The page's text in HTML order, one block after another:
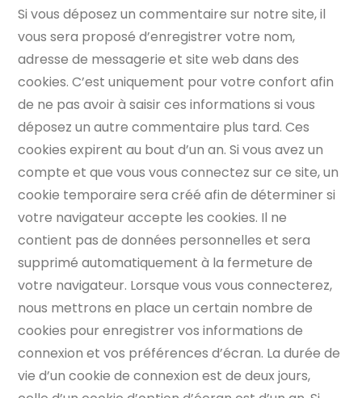
Si vous déposez un commentaire sur notre site, il
vous sera proposé d’enregistrer votre nom,
adresse de messagerie et site web dans des
cookies. C’est uniquement pour votre confort afin
de ne pas avoir à saisir ces informations si vous
déposez un autre commentaire plus tard. Ces
cookies expirent au bout d’un an. Si vous avez un
compte et que vous vous connectez sur ce site, un
cookie temporaire sera créé afin de déterminer si
votre navigateur accepte les cookies. Il ne
contient pas de données personnelles et sera
supprimé automatiquement à la fermeture de
votre navigateur. Lorsque vous vous connecterez,
nous mettrons en place un certain nombre de
cookies pour enregistrer vos informations de
connexion et vos préférences d’écran. La durée de
vie d’un cookie de connexion est de deux jours,